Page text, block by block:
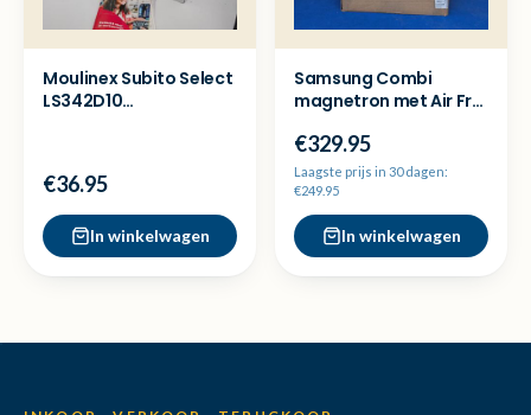
Moulinex Subito Select
LS342D10
€36.95
In winkelwagen
Samsung Combi
magnetron met Air Fry
Nieuw
€329.95
Laagste prijs in 30 dagen:
€249.95
In winkelwagen